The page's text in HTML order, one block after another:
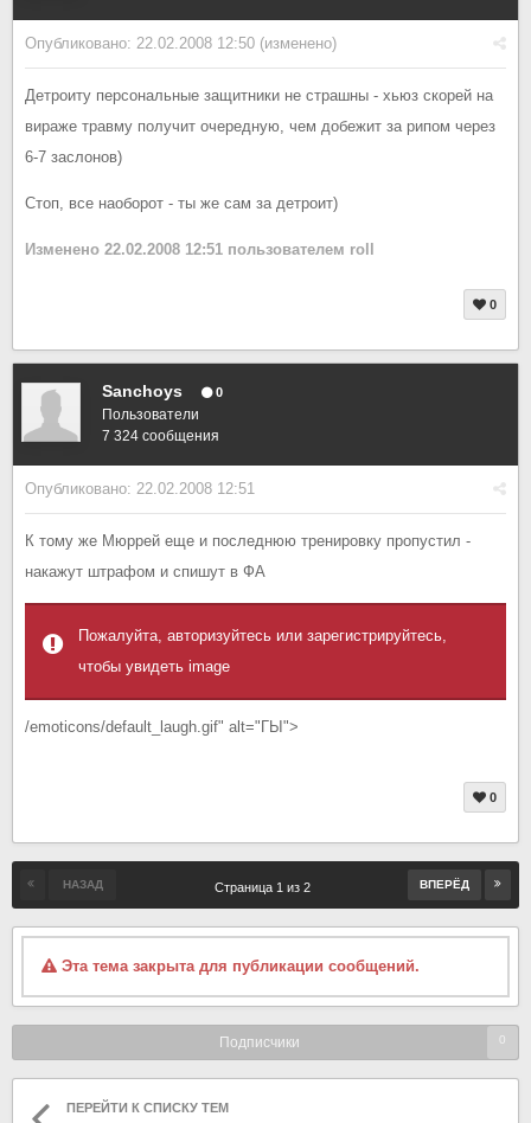
Опубликовано: 22.02.2008 12:50 (изменено)
Детроиту персональные защитники не страшны - хьюз скорей на
вираже травму получит очередную, чем добежит за рипом через
6-7 заслонов)
Стоп, все наоборот - ты же сам за детроит)
Изменено 22.02.2008 12:51 пользователем roll
0
Sanchoys 0
Пользователи
7 324 сообщения
Опубликовано: 22.02.2008 12:51
К тому же Мюррей еще и последнюю тренировку пропустил -
накажут штрафом и спишут в ФА
Пожалуйта, авторизуйтесь или зарегистрируйтесь,
чтобы увидеть image
/emoticons/default_laugh.gif" alt="ГЫ">
0
НАЗАД ВПЕРЁД
Страница 1 из 2
Эта тема закрыта для публикации сообщений.
Подписчики 0
ПЕРЕЙТИ К СПИСКУ ТЕМ